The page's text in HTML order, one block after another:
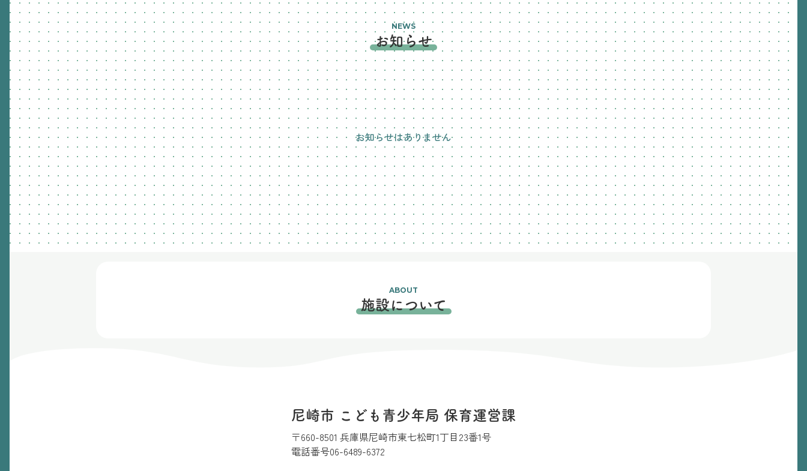
NEWS
お知らせ
お知らせはありません
ABOUT
施設について
尼崎市 こども青少年局 保育運営課
〒660-8501 兵庫県尼崎市東七松町1丁目23番1号
電話番号06-6489-6372